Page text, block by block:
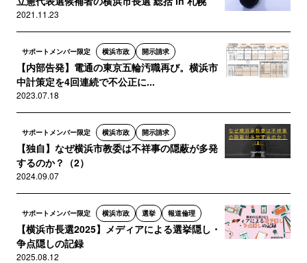
2021.11.23
サポートメンバー限定 横浜市政 開示請求
【内部告発】電通の東京五輪汚職再び。横浜市
中計策定を4回連続で不公正に...
2023.07.18
サポートメンバー限定 横浜市政 開示請求
【独自】なぜ横浜市教委は不祥事の隠蔽が多発
するのか？（2）
2024.09.07
サポートメンバー限定 横浜市政 選挙 報道倫理
【横浜市長選2025】メディアによる選挙隠し・
争点隠しの記録
2025.08.12